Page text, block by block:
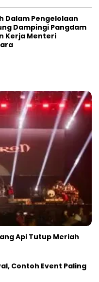
Dalam Pengelolaan
Dampingi Pangdam
Kerja Menteri
Api Tutup Meriah
Contoh Event Paling